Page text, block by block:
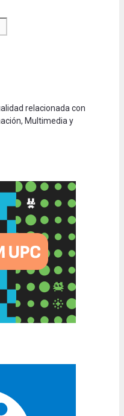
relacionada con
Multimedia y